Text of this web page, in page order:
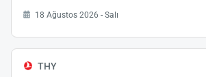
18 Ağustos 2026 - Salı
THY